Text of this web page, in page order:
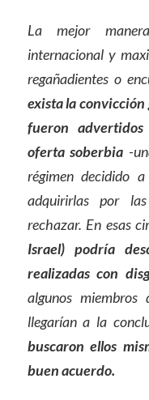
La mejor
internacional y
regañadientes o
exista la
fueron
oferta soberbia -
régimen decidido
adquirirlas por
rechazar. En esas
Israel) podría
realizadas con
algunos miembros
llegarían a la
buscaron ellos
buen acuerdo.